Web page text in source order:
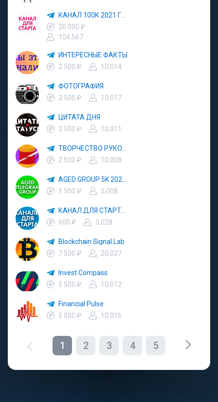
20 000 ₽
104,567
ИНТЕРЕСНЫЕ ФАКТЫ
2 500 ₽
10,014
ФОТОГРАФИЯ
2 500 ₽
10,017
ЦИТАТА ДНЯ
2 500 ₽
10,011
2 500 ₽
10,008
1 500 ₽
5,008
КАНАЛ ДЛЯ СТАРТА 3000
600 ₽
3,028
Blockchain Signal Lab
7 500 ₽
20,027
Invest Compass
5 500 ₽
10,012
Financial Pulse
5 500 ₽
10,016
1 2 3 4 5